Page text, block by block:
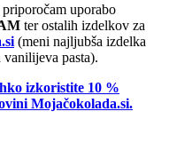
uporabo
ter ostalih izdelkov za
(meni najljubša izdelka
pasta).
izkoristite 10 %
Mojačokolada.si.